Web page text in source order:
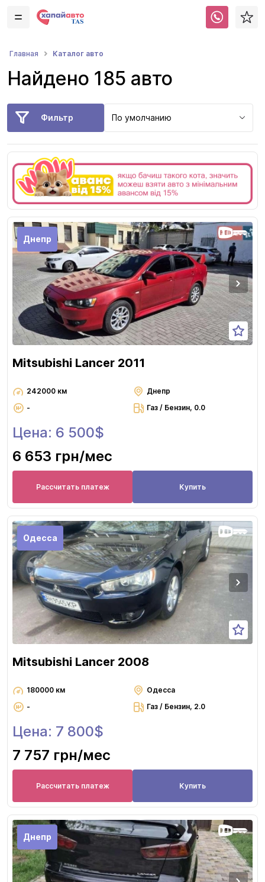
Главная Каталог авто
Найдено 185 авто
Фильтр По умолчанию
Днепр
Mitsubishi Lancer 2011
242000 км
Днепр
-
Газ / Бензин, 0.0
Цена: 6 500$
6 653 грн/мес
Рассчитать платеж Купить
Одесса
Mitsubishi Lancer 2008
180000 км
Одесса
-
Газ / Бензин, 2.0
Цена: 7 800$
7 757 грн/мес
Рассчитать платеж Купить
Днепр